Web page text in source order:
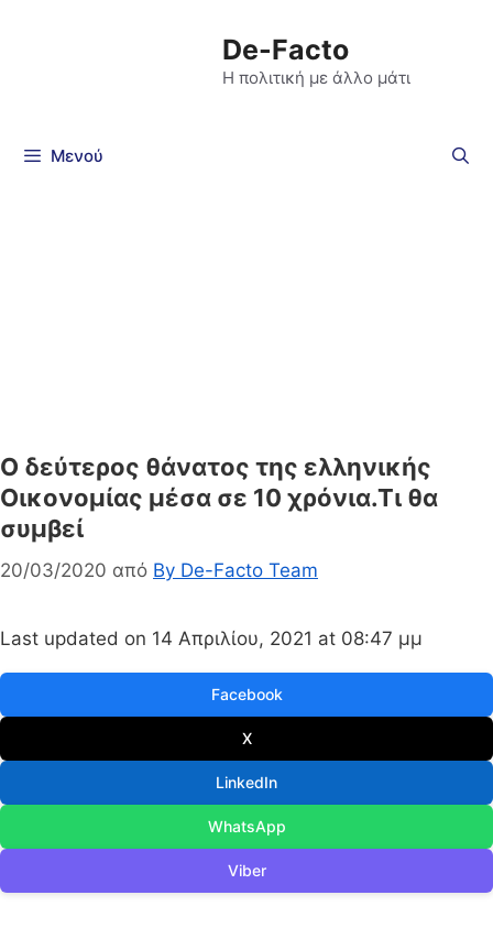
De-Facto
Η πολιτική με άλλο μάτι
Μενού
Ο δεύτερος θάνατος της ελληνικής
Οικονομίας μέσα σε 10 χρόνια.Τι θα
συμβεί
20/03/2020 από By De-Facto Team
Last updated on 14 Απριλίου, 2021 at 08:47 μμ
Facebook
X
LinkedIn
WhatsApp
Viber